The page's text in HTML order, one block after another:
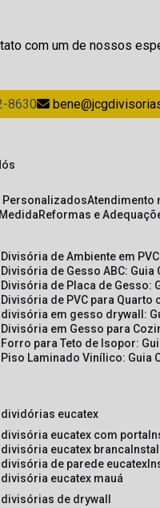
com um de nossos
8630
Personalizados Atendimento
Reformas e
de Ambiente em
de Gesso ABC:
de Placa de Gesso:
de PVC para Quarto
divisória em gesso drywall:
em Gesso para
para Teto de Isopor:
Piso Laminado Vinílico: Guia
dividórias eucatex
divisória eucatex com porta
eucatex branca
divisória de parede eucatex
eucatex mauá
de drywall